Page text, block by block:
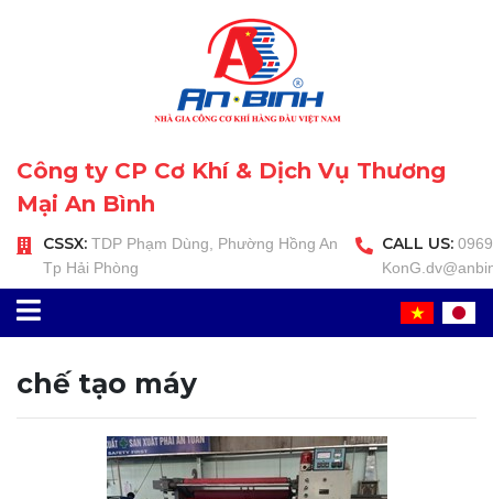
Công ty CP Cơ Khí & Dịch Vụ Thương
Mại An Bình
CSSX: TDP Phạm Dùng, Phường Hồng An
Tp Hải Phòng
CALL US:
chế tạo máy